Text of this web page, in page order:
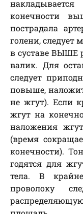
конечности
пострадала
голени, следует
в суставе ВЫШЕ
валик. Для
следует
повыше,
не жгут). Если
жгут на
наложения
(время
конечности).
годятся для
тела. В
проволоку